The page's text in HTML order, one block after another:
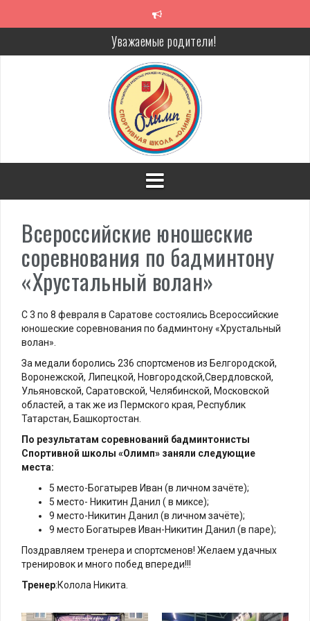
Уважаемые родители!
Алкоголь — путь в никуда
Решение спора без суда
Проголосуй за объекты благоустройства!
Всероссийские юношеские
соревнования по бадминтону
«Хрустальный волан»
С 3 по 8 февраля в Саратове состоялись Всероссийские
юношеские соревнования по бадминтону «Хрустальный
волан».
За медали боролись 236 спортсменов из Белгородской,
Воронежской, Липецкой, Новгородской,Свердловской,
Ульяновской, Саратовской, Челябинской, Московской
областей, а так же из Пермского края, Республик
Татарстан, Башкортостан.
По результатам соревнований бадминтонисты
Спортивной школы «Олимп» заняли следующие
места:
5 место-Богатырев Иван (в личном зачёте);
5 место- Никитин Данил ( в миксе);
9 место-Никитин Данил (в личном зачёте);
9 место Богатырев Иван-Никитин Данил (в паре);
Поздравляем тренера и спортсменов! Желаем удачных
тренировок и много побед впереди!!!
Тренер:Колола Никита.